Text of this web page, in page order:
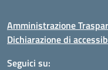
Amministrazione
Dichiarazione di
Seguici su: